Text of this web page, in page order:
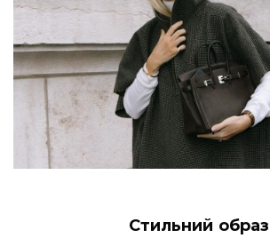
Стильний образ